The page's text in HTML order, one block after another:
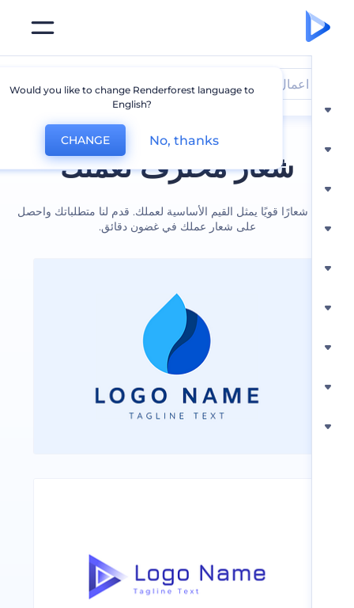
شعار محترف لعملك
قويًا يمثل القيم الأساسية لعملك. قدم لنا متطلباتك واحصل
على شعار عملك في غضون دقائق.
Would you like to change Renderforest language to
CHANGE No, thanks